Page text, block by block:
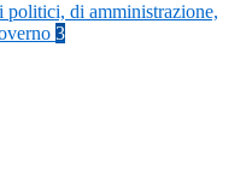
di amministrazione,
3